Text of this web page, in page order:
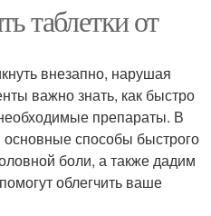
таблетки от
внезапно, нарушая
важно знать, как быстро
препараты. В
способы быстрого
боли, а также дадим
облегчить ваше